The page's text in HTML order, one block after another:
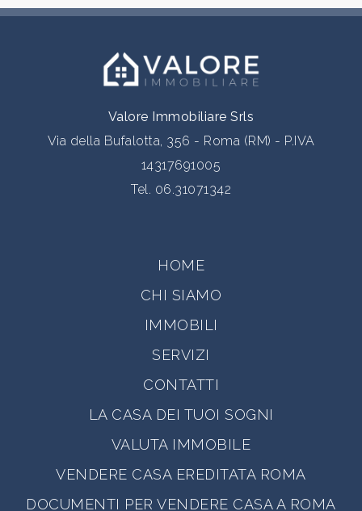
Valore Immobiliare Srls
Via della Bufalotta, 356 - Roma (RM) - P.IVA
14317691005
Tel. 06.31071342
HOME
CHI SIAMO
IMMOBILI
SERVIZI
CONTATTI
LA CASA DEI TUOI SOGNI
VALUTA IMMOBILE
VENDERE CASA EREDITATA ROMA
DOCUMENTI PER VENDERE CASA A ROMA